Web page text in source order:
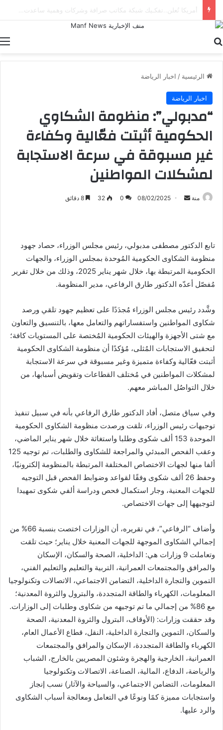
السعودية وتركيا وباكستان تحالف دفاعي جديد يثير الأنظار
الرئيسية / اخبار الرياضة
اخبار الرياضة
“مدبولي”: منظومة الشكاوي
الحكومية أثبتت فعّالية وكفاءة
غير مسبوقة في سرعة الاستجابة
لمشكلات المواطنين
منة
أرسل 08/02/2025
0
32
تابع الدكتور مصطفى مدبولي، رئيس مجلس الوزراء، حصاد جهود
منظومة الشكاوى الحكومية المُوحدة بمجلس الوزراء، والجهات
الحكومية المرتبطة بها، خلال شهر يناير 2025، وذلك من خلال تقرير
مُفصّل أعدّه الدكتور طارق الرفاعي، مدير المنظومة.
وشَّدد رئيس مجلس الوزراء مُجدَدًا على تعظيم جهود تلقي ورصد
شكاوى المواطنين واستفساراتهم والتعامل معها، بالتنسيق والتعاون
مع شتى الأجهزة والهيئات الحكومية المُختصة على المستويات كافة؛
لتحقيق الاستجابات المُثلى، مُؤكدًا أن منظومة الشكاوى الحكومية
أثبتت فعّالية وكفاءة متميزة وغير مسبوقة في سرعة الاستجابة
لمشكلات المواطنين في مُختلف القطاعات وتقويض أسبابها، من
خلال التواصُل المباشر معهم.
وفي سياق متصل، أفاد الدكتور طارق الرفاعي بأنه في سبيل تنفيذ
توجيهات رئيس الوزراء، تلقت ورصدت منظومة الشكاوى الحكومية
الموحدة 153 ألف شكوى وطلبا واستغاثة خلال شهر يناير الماضي،
وعقب الفحص المبدئي والمراجعة للشكاوى والطلبات، تم توجيه 125
ألفا منها لجهات الاختصاص المختلفة المرتبطة بالمنظومة إلكترونيًا،
وحفظ 26 ألف شكوى وفقًا لقواعد وضوابط الفحص قبل التوجيه
للجهات المعنية، وجار استكمال فحص ودراسة ألفي شكوى تمهيدا
لتوجيهها إلى جهات الاختصاص.
وأضاف “الرفاعي”، في تقريره، أن الوزارات اختصت بنسبة 66% من
إجمالي الشكاوى الموجهة للجهات المعنية خلال يناير؛ حيث تلقت
وتعاملت 9 وزارات هي: الداخلية، الصحة والسكان، الإسكان
والمرافق والمجتمعات العمرانية، التربية والتعليم والتعليم الفني،
التموين والتجارة الداخلية، التضامن الاجتماعي، الاتصالات وتكنولوجيا
المعلومات، الكهرباء والطاقة المتجددة، والبترول والثروة المعدنية؛
مع 86% من إجمالي ما تم توجيهه من شكاوى وطلبات إلى الوزارات.
وقد حققت وزارات: (الأوقاف، البترول والثروة المعدنية، الصحة
والسكان، التموين والتجارة الداخلية، النقل، قطاع الأعمال العام،
الكهرباء والطاقة المتجددة، الإسكان والمرافق والمجتمعات
العمرانية، الخارجية والهجرة وشئون المصريين بالخارج، الشباب
والرياضة، الدفاع، المالية، الصناعة، الاتصالات وتكنولوجيا
المعلومات، التضامن الاجتماعي، والسياحة والآثار) نسب إنجاز
واستجابات مميزة كمًا ونوعًا في التعامل ومعالجة أسباب الشكاوى
والرد عليها.